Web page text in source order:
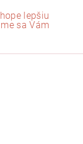
lepšiu
sa Vám